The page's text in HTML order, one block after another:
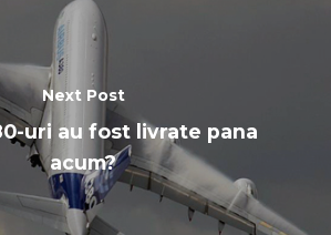
Next Post
uri au fost livrate pana
acum?